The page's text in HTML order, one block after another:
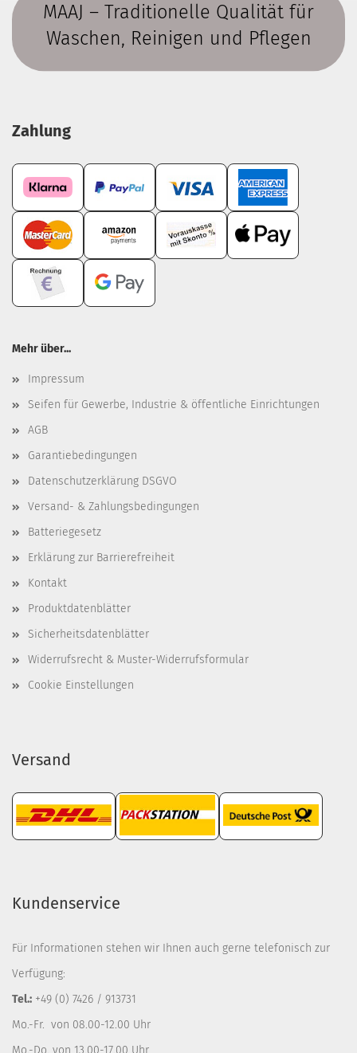
MAAJ – Traditionelle Qualität für
Waschen, Reinigen und Pflegen
Zahlung
Mehr über...
Impressum
Seifen für Gewerbe, Industrie & öffentliche Einrichtungen
AGB
Garantiebedingungen
Datenschutzerklärung DSGVO
Versand- & Zahlungsbedingungen
Batteriegesetz
Erklärung zur Barrierefreiheit
Kontakt
Produktdatenblätter
Sicherheitsdatenblätter
Widerrufsrecht & Muster-Widerrufsformular
Cookie Einstellungen
Versand
Kundenservice
Für Informationen stehen wir Ihnen auch gerne telefonisch zur
Verfügung:
Tel.: +49 (0) 7426 / 913731
Mo.-Fr. von 08.00-12.00 Uhr
Mo.-Do. von 13.00-17.00 Uhr